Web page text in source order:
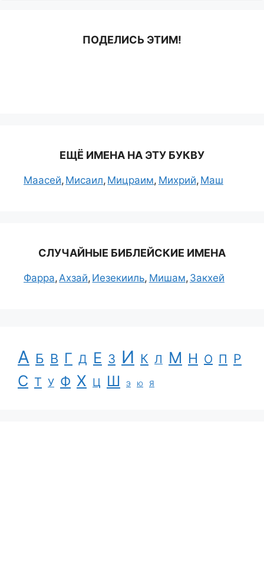
ПОДЕЛИСЬ ЭТИМ!
ЕЩЁ ИМЕНА НА ЭТУ БУКВУ
Маасей Мисаил Мицраим Михрий Маш
СЛУЧАЙНЫЕ БИБЛЕЙСКИЕ ИМЕНА
Фарра Ахзай Иезекииль Мишам Закхей
А Б В Г Д Е З И К Л М Н О П Р
С Т У Ф Х Ц Ш Э Ю Я